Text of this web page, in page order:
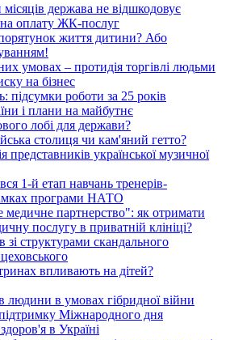
держава не відшкодовує
на оплату ЖК-послуг
життя дитини? Або
умовах – протидія торгівлі людьми
на бізнес
підсумки роботи за 25 років
і плани на майбутнє
лобі для держави?
столиця чи кам'яний гетто?
представників української музичної
1-й етап навчань тренерів-
програми НАТО
партнерство": як отримати
послугу в приватній клініці?
зі структурами скандального
впливають на дітей?
людини в умовах гібридної війни
Міжнародного дня
в Україні